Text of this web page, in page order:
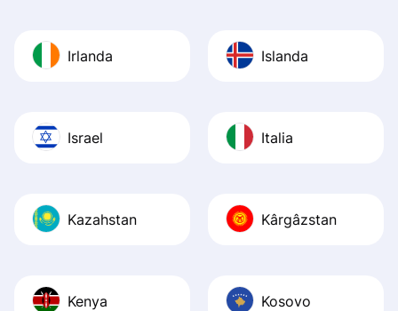
Irlanda Islanda
Israel Italia
Kazahstan Kârgâzstan
Kenya Kosovo